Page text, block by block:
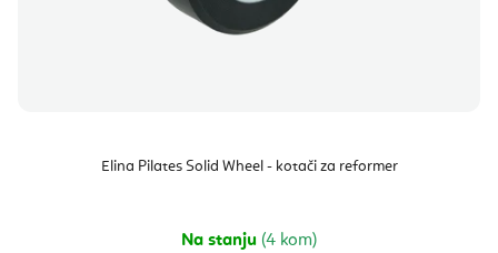
Elina Pilates Solid Wheel - kotači za reformer
Na stanju (4 kom)